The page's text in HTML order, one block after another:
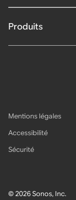
Produits
© 2026 Sonos, Inc.
Mentions légales
Accessibilité
Sécurité